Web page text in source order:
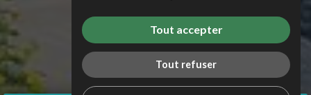
Tout accepter
Tout refuser